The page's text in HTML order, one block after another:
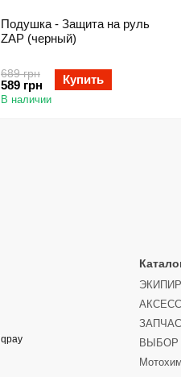
Подушка - Защита на руль
ZAP (черный)
689 грн
589 грн Купить
В наличии
ВЫБОР